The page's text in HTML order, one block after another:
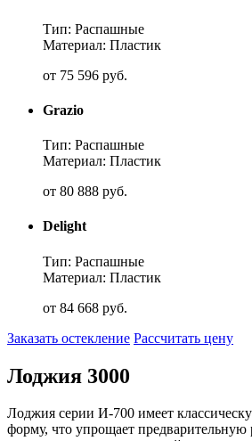
Тип: Распашные
Материал: Пластик
от 75 596 руб.
Grazio
Тип: Распашные
Материал: Пластик
от 80 888 руб.
Delight
Тип: Распашные
Материал: Пластик
от 84 668 руб.
Заказать остекление Рассчитать цену
Лоджия 3000
Лоджия серии И-700 имеет
форму, что упрощает предварительную